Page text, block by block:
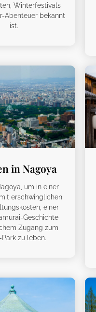
Winterfestivals
Abenteuer bekannt
ist.
in Nagoya
um in einer
erschwinglichen
einer
Geschichte
Zugang zum
zu leben.